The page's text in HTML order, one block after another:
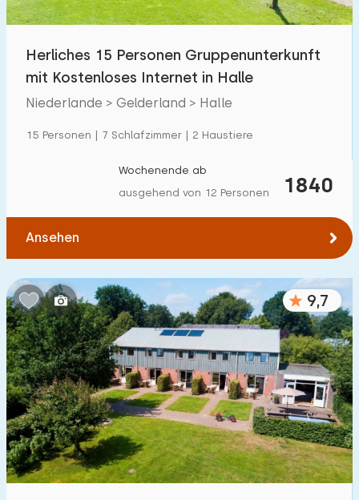
Kindereinrichtungen im Park 80
Zugänglichkeit
Herliches 15 Personen Gruppenunterkunft
mit Kostenloses Internet in Halle
Niederlande > Gelderland > Halle
15 Personen | 7 Schlafzimmer | 2 Haustiere
1840
Wochenende ab
ausgehend von 12 Personen
Ansehen
9,7